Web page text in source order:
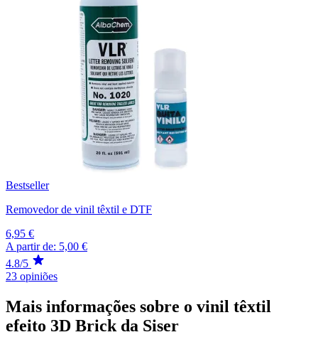
Bestseller
Removedor de vinil têxtil e DTF
6,95 €
A partir de: 5,00 €
4.8/5
23 opiniões
Mais informações sobre o vinil têxtil
efeito 3D Brick da Siser